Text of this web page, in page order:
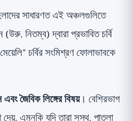
সাধারণত এই অঞ্চলগুলিতে
নিতম্ব) দ্বারা প্রভাবিত চর্বি
চর্বির সংমিশ্রণ ফোলাভাবকে
জৈবিক লিঙ্গের বিষয়। বেশিরভাগ
দেয়, এমনকি যদি তারা সুস্থ, পাতলা